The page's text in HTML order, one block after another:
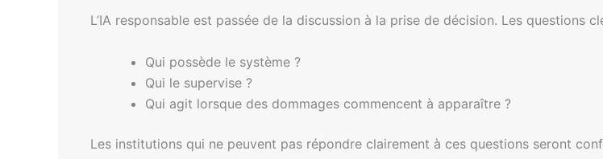
L’IA responsable est passée de la discussion à la prise de décision. Les questions
Qui possède le système ?
Qui le supervise ?
Qui agit lorsque des dommages commencent à apparaître ?
Les institutions qui ne peuvent pas répondre clairement à ces questions seront